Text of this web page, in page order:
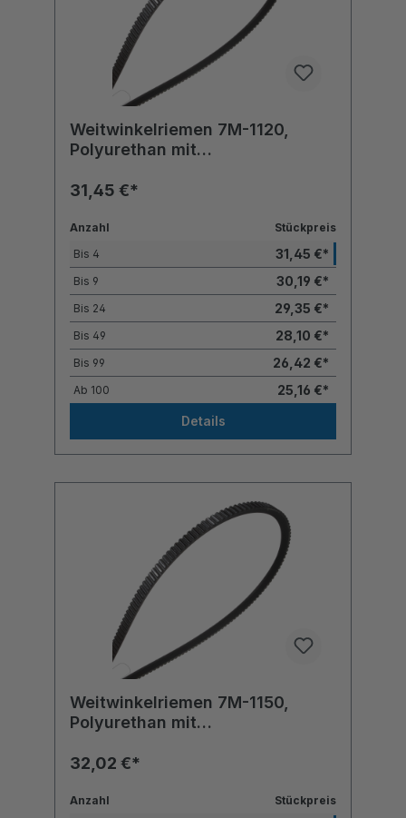
Weitwinkelriemen 7M-1120,
Polyurethan mit
31,45 €*
Anzahl
Stückpreis
Bis 4 31,45 €*
Bis 9 30,19 €*
Bis 24 29,35 €*
Bis 49 28,10 €*
Bis 99 26,42 €*
Ab 100
25,16 €*
Details
Weitwinkelriemen 7M-1150,
Polyurethan mit
32,02 €*
Anzahl
Stückpreis